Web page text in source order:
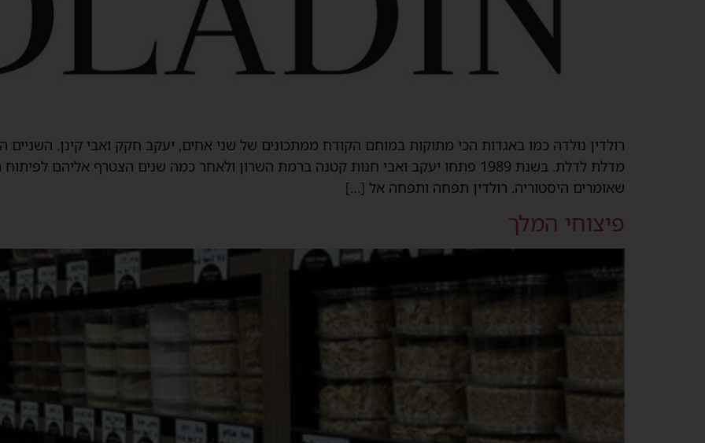
רולדין נולדה כמו באגדות הכי מתוקות במוחם הקודח ממתכונים של שני אחים, יעקב חקק ואבי קינן. השניים
מדלת לדלת. בשנת 1989 פתחו יעקב ואבי חנות קטנה ברמת השרון ולאחר כמה שנים הצטרף אליהם
שאומרים היסטוריה. רולדין תפחה ותפחה אל […]
פיצוחי המלך